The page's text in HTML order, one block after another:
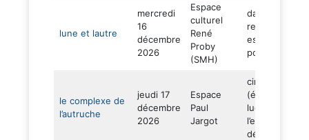
lune et lautre
mercredi
16
décembre
2026
Espace
culturel
René
Proby
(SMH)
danse (duo –
rencontre –
espièglerie –
poésie)
le complexe de
l’autruche
jeudi 17
décembre
2026
Espace
Paul
Jargot
cirque
(équilibre –
ludique – tête
l’envers –
délicatesse)